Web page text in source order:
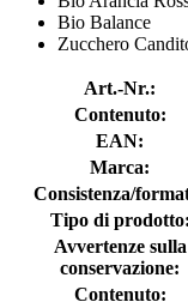
Bio Balance
Zucchero
Art.-Nr.:
Contenuto:
EAN:
Marca:
Consistenza/
Tipo di prodotto:
Avvertenze sulla
conservazione:
Contenuto: